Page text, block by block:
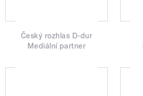
Český rozhlas D-dur
Mediální partner